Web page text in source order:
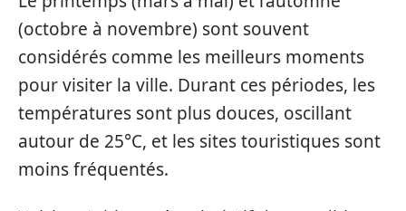
(octobre à novembre) sont souvent
considérés comme les meilleurs moments
pour visiter la ville. Durant ces périodes, les
températures sont plus douces, oscillant
autour de 25°C, et les sites touristiques sont
moins fréquentés.